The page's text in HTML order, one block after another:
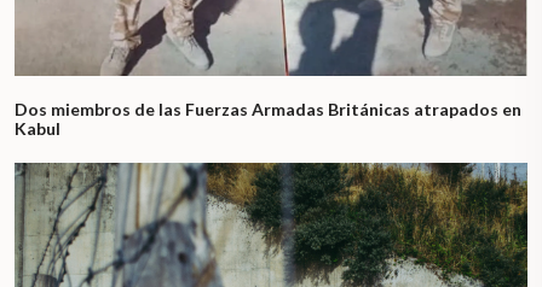
Dos miembros de las Fuerzas Armadas Británicas atrapados en
Kabul